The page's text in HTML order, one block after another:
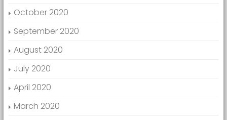
October 2020
September 2020
August 2020
July 2020
April 2020
March 2020